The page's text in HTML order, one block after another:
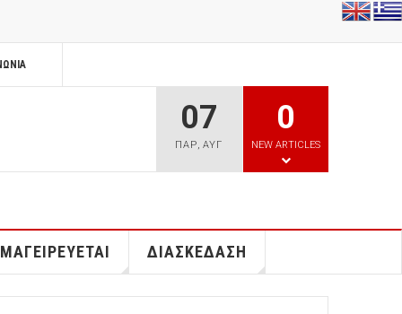
07
ΠΑΡ,ΑΥΓ
0
NEW ARTICLES
ΔΙΑΣΚΕΔΑΣΗ